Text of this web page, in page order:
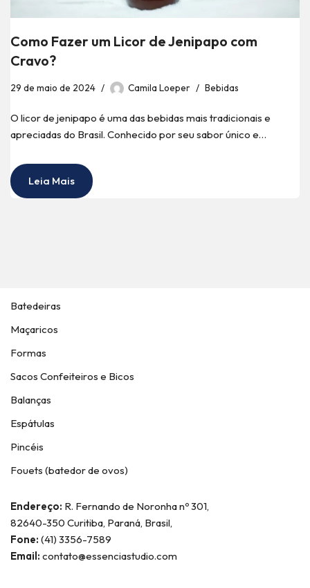
Como Fazer um Licor de Jenipapo com
Cravo?
29 de maio de 2024 Camila Loeper Bebidas
O licor de jenipapo é uma das bebidas mais tradicionais e
apreciadas do Brasil. Conhecido por seu sabor único e…
Leia Mais
Batedeiras
Maçaricos
Formas
Sacos Confeiteiros e Bicos
Balanças
Espátulas
Pincéis
Fouets (batedor de ovos)
Endereço: R. Fernando de Noronha nº 301,
82640-350 Curitiba, Paraná, Brasil,
Fone: (41) 3356-7589
Email: contato@essenciastudio.com